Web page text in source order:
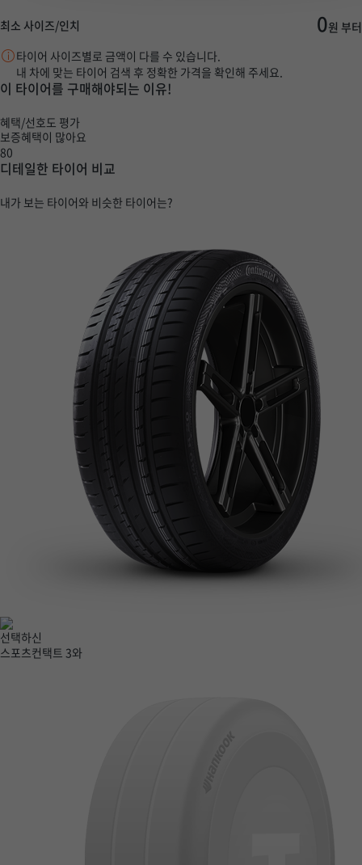
최소 사이즈/인치 0원 부터
타이어 사이즈별로 금액이 다를 수 있습니다.
내 차에 맞는 타이어 검색 후 정확한 가격을 확인해 주세요.
이 타이어를 구매해야되는 이유!
혜택/선호도 평가
보증혜택이 많아요
80
디테일한 타이어 비교
내가 보는 타이어와 비슷한 타이어는?
선택하신
스포츠컨택트 3와